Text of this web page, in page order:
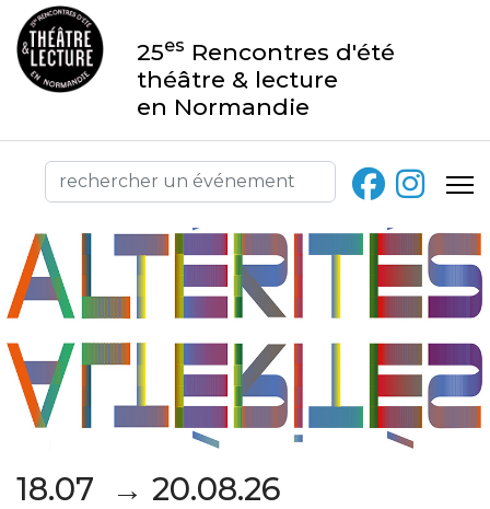
25es Rencontres d'été
théâtre & lecture
en Normandie
18.07 → 20.08.26